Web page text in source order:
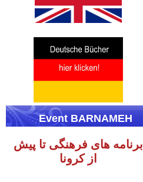
Event BARNAMEH
برنامه های فرهنگی تا پیش
از کرونا